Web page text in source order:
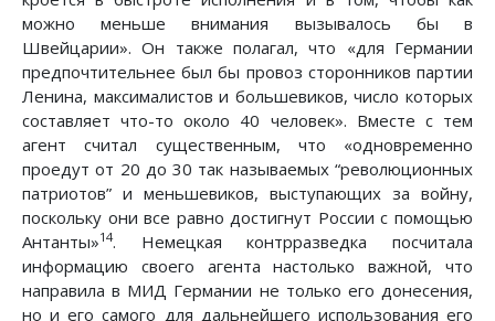
можно меньше внимания вызывалось бы в
Швейцарии». Он также полагал, что «для Германии
предпочтительнее был бы провоз сторонников партии
Ленина, максималистов и большевиков, число которых
составляет что-то около 40 человек». Вместе с тем
агент считал существенным, что «одновременно
проедут от 20 до 30 так называемых “революционных
патриотов” и меньшевиков, выступающих за войну,
поскольку они все равно достигнут России с помощью
Антанты»14. Немецкая контрразведка посчитала
информацию своего агента настолько важной, что
направила в МИД Германии не только его донесения,
но и его самого для дальнейшего использования его